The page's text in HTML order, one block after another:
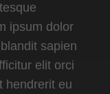
ipsum dolor
sapien
elit orci
hendrerit eu